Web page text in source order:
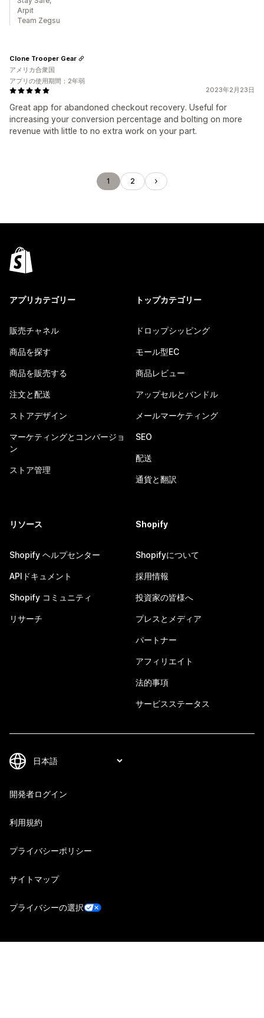
Arpit
Team Zegsu
2023年2月23日
Great app for abandoned checkout recovery. Useful for
increasing your conversion percentage and bolting on more
revenue with little to no extra work on your part.
Clone Trooper Gear
アメリカ合衆国
アプリの使用期間：2年弱
1 2
アプリカテゴリー
販売チャネル
商品を探す
商品を販売する
注文と配送
ストアデザイン
マーケティングとコンバージョ
ン
ストア管理
トップカテゴリー
ドロップシッピング
モール型EC
商品レビュー
アップセルとバンドル
メールマーケティング
SEO
配送
通貨と翻訳
リソース
Shopify ヘルプセンター
APIドキュメント
Shopify コミュニティ
リサーチ
Shopify
Shopifyについて
採用情報
投資家の皆様へ
プレスとメディア
パートナー
アフィリエイト
法的事項
サービスステータス
開発者ログイン
利用規約
プライバシーポリシー
サイトマップ
プライバシーの選択